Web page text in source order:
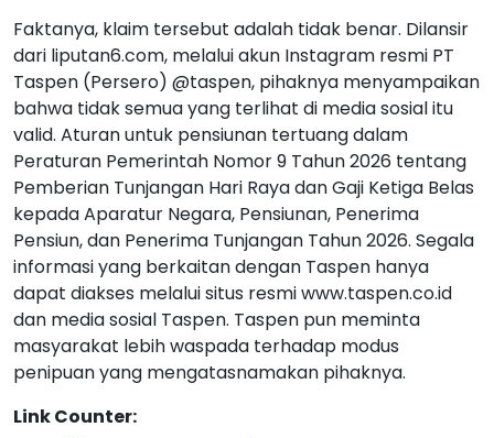
Faktanya, klaim tersebut adalah tidak benar. Dilansir
dari liputan6.com, melalui akun Instagram resmi PT
Taspen (Persero) @taspen, pihaknya menyampaikan
bahwa tidak semua yang terlihat di media sosial itu
valid. Aturan untuk pensiunan tertuang dalam
Peraturan Pemerintah Nomor 9 Tahun 2026 tentang
Pemberian Tunjangan Hari Raya dan Gaji Ketiga Belas
kepada Aparatur Negara, Pensiunan, Penerima
Pensiun, dan Penerima Tunjangan Tahun 2026. Segala
informasi yang berkaitan dengan Taspen hanya
dapat diakses melalui situs resmi www.taspen.co.id
dan media sosial Taspen. Taspen pun meminta
masyarakat lebih waspada terhadap modus
penipuan yang mengatasnamakan pihaknya.
Link Counter: